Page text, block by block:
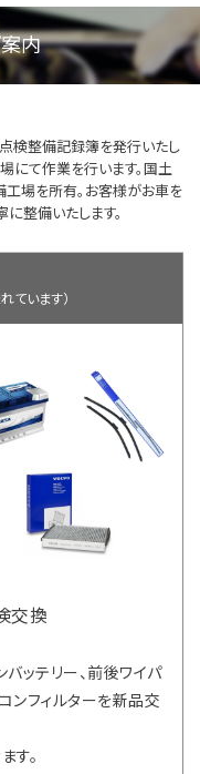
内
検整備記録簿を発行いたし
にて作業を行います。国土
場を所有。お客様がお車を
整備いたします。
ています）
交換
バッテリー、前後ワイパ
ンフィルターを新品交
す。